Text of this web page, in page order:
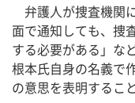
弁護人が捜査機関
面で通知しても、捜
する必要がある」な
根本氏自身の名義で
の意思を表明するこ